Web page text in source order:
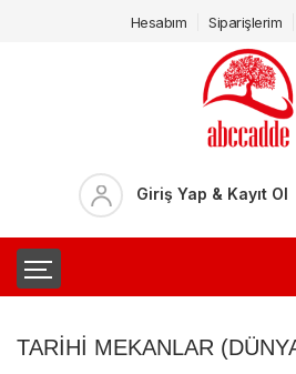
Hesabım Siparişlerim
Giriş Yap & Kayıt Ol
TARIHI MEKANLAR